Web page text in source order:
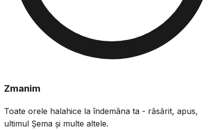
Zmanim
Toate orele halahice la îndemâna ta - răsărit, apus,
ultimul Șema și multe altele.